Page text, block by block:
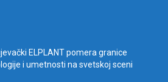
ELPLANT pomera granice
i umetnosti na svetskoj sceni